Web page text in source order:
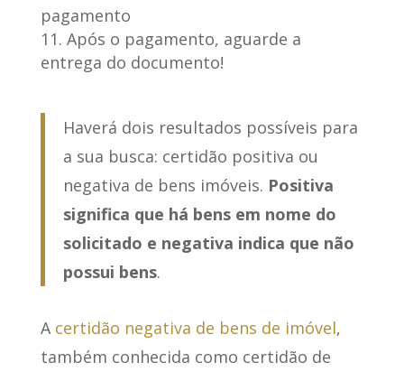
pagamento
Após o pagamento, aguarde a
entrega do documento!
Haverá dois resultados possíveis para
a sua busca: certidão positiva ou
negativa de bens imóveis. Positiva
significa que há bens em nome do
solicitado e negativa indica que não
possui bens.
A certidão negativa de bens de imóvel,
também conhecida como certidão de